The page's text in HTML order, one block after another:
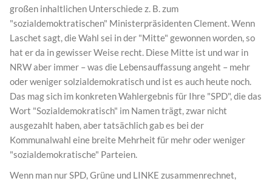
großen inhaltlichen Unterschiede z. B. zum
"sozialdemoktratischen" Ministerpräsidenten Clement. Wenn
Laschet sagt, die Wahl sei in der "Mitte" gewonnen worden, so
hat er da in gewisser Weise recht. Diese Mitte ist und war in
NRW aber immer – was die Lebensauffassung angeht – mehr
oder weniger solzialdemokratisch und ist es auch heute noch.
Das mag sich im konkreten Wahlergebnis für Ihre "SPD", die das
Wort "Sozialdemokratisch" im Namen trägt, zwar nicht
ausgezahlt haben, aber tatsächlich gab es bei der
Kommunalwahl eine breite Mehrheit für mehr oder weniger
"sozialdemokratische" Parteien.
Wenn man nur SPD, Grüne und LINKE zusammenrechnet,